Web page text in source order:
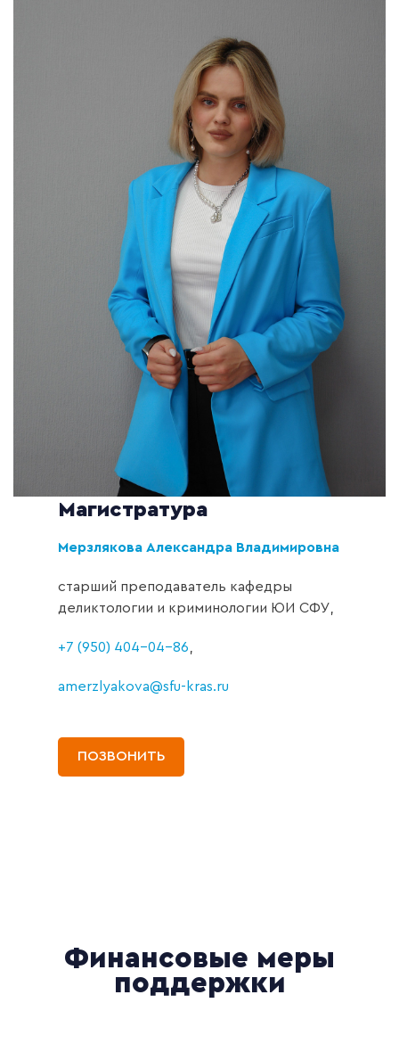
Магистратура
Мерзлякова Александра Владимировна
старший преподаватель кафедры
деликтологии и криминологии ЮИ СФУ,
+7 (950) 404-04-86,
amerzlyakova@sfu-kras.ru
ПОЗВОНИТЬ
Финансовые меры
поддержки